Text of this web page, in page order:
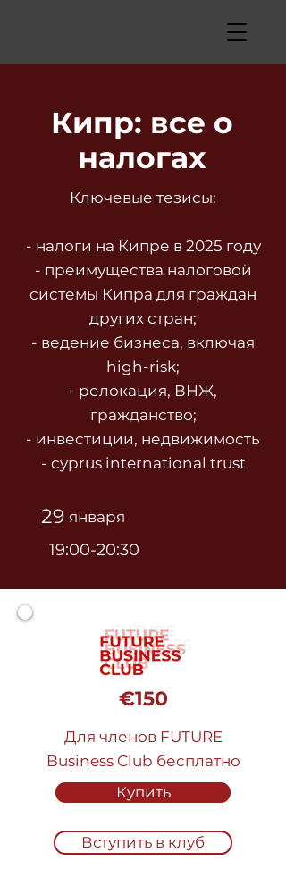
Кипр: все о
налогах
Ключевые тезисы:
- налоги на Кипре в 2025 году
- преимущества налоговой
системы Кипра для граждан
других стран;
- ведение бизнеса, включая
high-risk;
- релокация, ВНЖ,
гражданство;
- инвестиции, недвижимость
- cyprus international trust
29 января
19:00-20:30
€150
Для членов FUTURE
Business Club бесплатно
Купить
Вступить в клуб